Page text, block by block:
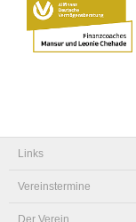
Links
Vereinstermine